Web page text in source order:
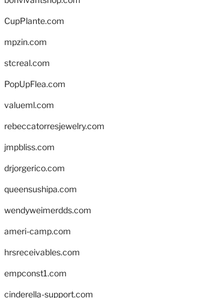
CupPlante.com
mpzin.com
stcreal.com
PopUpFlea.com
valueml.com
rebeccatorresjewelry.com
jmpbliss.com
drjorgerico.com
queensushipa.com
wendyweimerdds.com
ameri-camp.com
hrsreceivables.com
empconst1.com
cinderella-support.com